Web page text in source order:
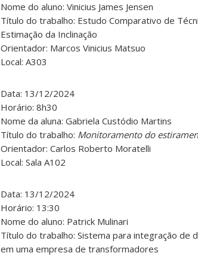
Nome do aluno: Vinicius James Jensen
Título do trabalho: Estudo Comparativo de
Estimação da Inclinação
Orientador: Marcos Vinicius Matsuo
Local: A303
Data: 13/12/2024
Horário: 8h30
Nome da aluna: Gabriela Custódio Martins
Título do trabalho: Monitoramento do
Orientador: Carlos Roberto Moratelli
Local: Sala A102
Data: 13/12/2024
Horário: 13:30
Nome do aluno: Patrick Mulinari
Título do trabalho: Sistema para integração de
em uma empresa de transformadores